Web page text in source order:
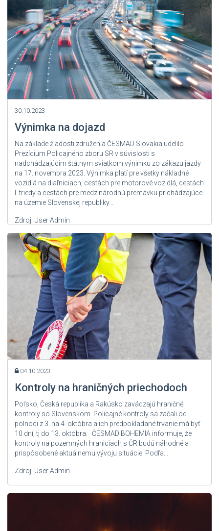
30.10.2023
Výnimka na dojazd
Na základe žiadosti združenia ČESMAD Slovakia udelilo
Prezídium Policajného zboru SR v súvislosti s
nadchádzajúcim štátnym sviatkom výnimku zo zákazu jazdy
na 17. novembra 2023. Výnimka platí pre všetky nákladné
vozidlá na diaľniciach, cestách pre motorové vozidlá, cestách
I. triedy a cestách pre medzinárodnú premávku prichádzajúce
na územie Slovenskej republiky...
Zdroj: User Admin
04.10.2023
Kontroly na hraničných priechodoch
Poľsko, Česká republika a Rakúsko zavádzajú hraničné
kontroly so Slovenskom. Policajné kontroly sa začali od
polnoci z 3. na 4. októbra a ich predpokladané trvanie má byť
10 dní, tj do 13. októbra. ČESMAD BOHEMIA informuje, že
kontroly na pozemných hraniciach s ČR budú náhodné a
prispôsobené aktuálnemu vývoju situácie. Podľa...
Zdroj: User Admin